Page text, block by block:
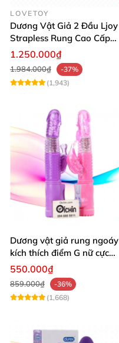
LOVETOY
Dương Vật Giả 2 Đầu Ljoy
Strapless Rung Cao Cấp
ĐKTX Mạnh Mẽ
1.250.000₫
1.984.000₫
-37%
(1,943)
Dương vật giả rung ngoáy
kích thích điểm G nữ cực
mạnh
550.000₫
859.000₫
-36%
(1,668)